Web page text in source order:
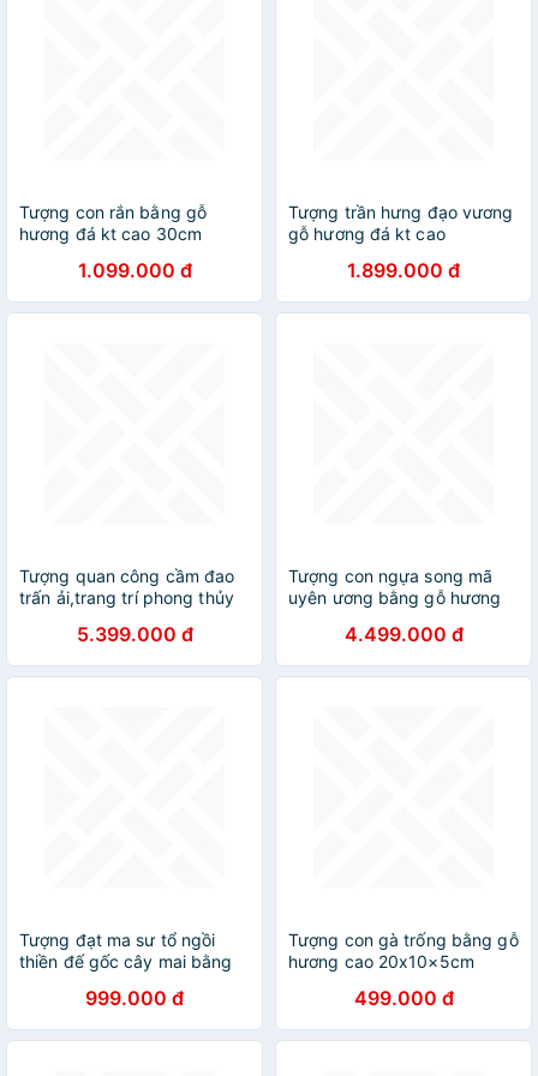
Tượng con rắn bằng gỗ
hương đá kt cao 30cm
1.099.000 đ
Tượng trần hưng đạo vương
gỗ hương đá kt cao
1.899.000 đ
Tượng quan công cầm đao
trấn ải,trang trí phong thủy
60×24×14cm5.399.000 đ
Tượng con ngựa song mã
uyên ương bằng gỗ hương
4.499.000 đ
Tượng đạt ma sư tổ ngồi
thiền đế gốc cây mai bằng
cao 15×14×8cm
999.000 đ
Tượng con gà trống bằng gỗ
hương cao 20x10×5cm
499.000 đ